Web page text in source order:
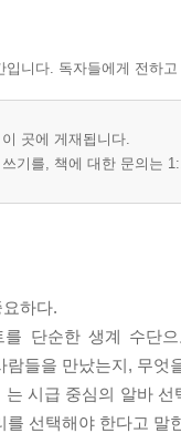
로 있다
야 할 일
의 특징
바꾸는 전략
기록법
니다. 독자들에게 전하
곳에 게재됩니다.
기를, 책에 대한 문의는
하다.
를 단순한 생계 수단
람들을 만났는지, 무
는 시급 중심의 알바
를 선택해야 한다고 말